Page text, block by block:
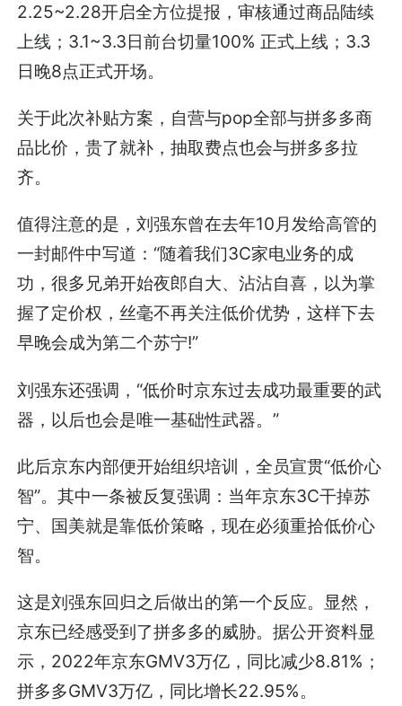
2.25~2.28开启全方位提报，审核通过商品陆续
上线；3.1~3.3日前台切量100% 正式上线；3.3
日晚8点正式开场。
关于此次补贴方案，自营与pop全部与拼多多商
品比价，贵了就补，抽取费点也会与拼多多拉
齐。
值得注意的是，刘强东曾在去年10月发给高管的
一封邮件中写道：“随着我们3C家电业务的成
功，很多兄弟开始夜郎自大、沾沾自喜，以为掌
握了定价权，丝毫不再关注低价优势，这样下去
早晚会成为第二个苏宁!”
刘强东还强调，“低价时京东过去成功最重要的武
器，以后也会是唯一基础性武器。”
此后京东内部便开始组织培训，全员宣贯“低价心
智”。其中一条被反复强调：当年京东3C干掉苏
宁、国美就是靠低价策略，现在必须重拾低价心
智。
这是刘强东回归之后做出的第一个反应。显然，
京东已经感受到了拼多多的威胁。据公开资料显
示，2022年京东GMV3万亿，同比减少8.81%；
拼多多GMV3万亿，同比增长22.95%。